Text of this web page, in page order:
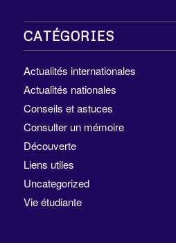
CATÉGORIES
Actualités internationales
Actualités nationales
Conseils et astuces
Consulter un mémoire
Découverte
Liens utiles
Uncategorized
Vie étudiante